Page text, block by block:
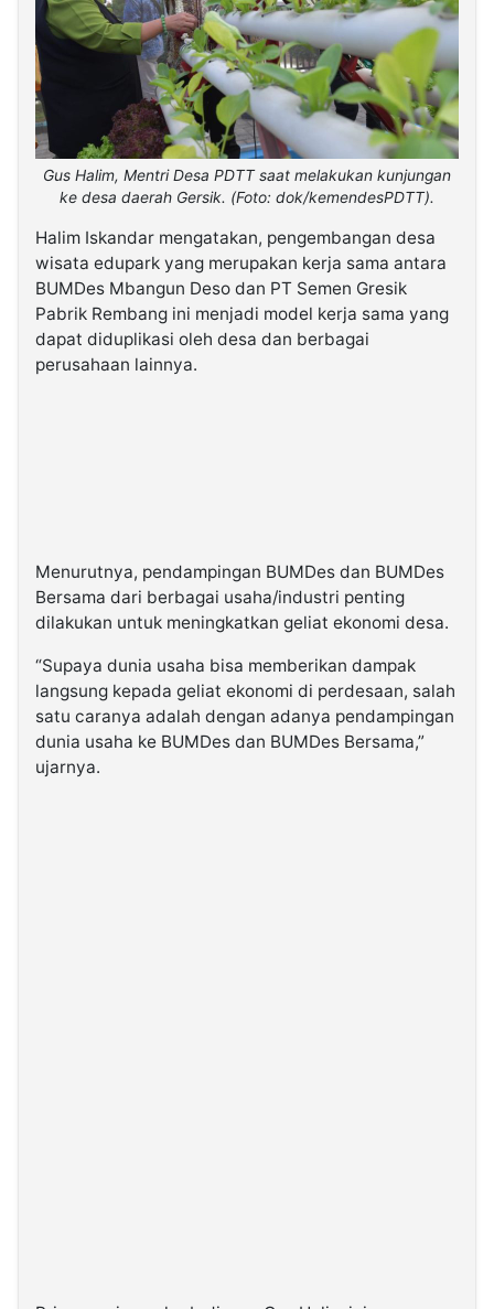
Gus Halim, Mentri Desa PDTT saat melakukan kunjungan
ke desa daerah Gersik. (Foto: dok/kemendesPDTT).
Halim Iskandar mengatakan, pengembangan desa
wisata edupark yang merupakan kerja sama antara
BUMDes Mbangun Deso dan PT Semen Gresik
Pabrik Rembang ini menjadi model kerja sama yang
dapat diduplikasi oleh desa dan berbagai
perusahaan lainnya.
Menurutnya, pendampingan BUMDes dan BUMDes
Bersama dari berbagai usaha/industri penting
dilakukan untuk meningkatkan geliat ekonomi desa.
“Supaya dunia usaha bisa memberikan dampak
langsung kepada geliat ekonomi di perdesaan, salah
satu caranya adalah dengan adanya pendampingan
dunia usaha ke BUMDes dan BUMDes Bersama,”
ujarnya.